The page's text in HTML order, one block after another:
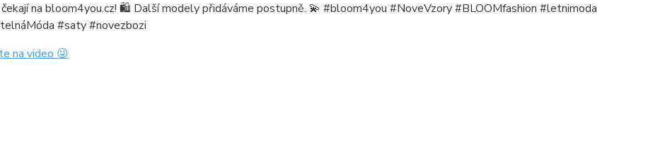
čekají na bloom4you.cz! 🛍 Další modely přidáváme postupně. 💫 #bloom4you #NoveVzory #BLOOMfashion #letnimoda
#saty #novezbozi
na video 😜